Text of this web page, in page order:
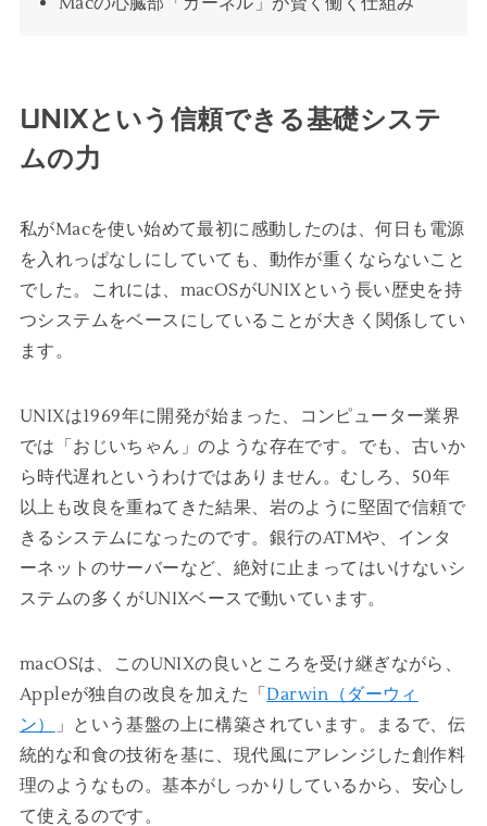
UNIXという信頼できる基礎システ
ムの力
私がMacを使い始めて最初に感動したのは、何日も電源
を入れっぱなしにしていても、動作が重くならないこと
でした。これには、macOSがUNIXという長い歴史を持
つシステムをベースにしていることが大きく関係してい
ます。
UNIXは1969年に開発が始まった、コンピューター業界
では「おじいちゃん」のような存在です。でも、古いか
ら時代遅れというわけではありません。むしろ、50年
以上も改良を重ねてきた結果、岩のように堅固で信頼で
きるシステムになったのです。銀行のATMや、インタ
ーネットのサーバーなど、絶対に止まってはいけないシ
ステムの多くがUNIXベースで動いています。
macOSは、このUNIXの良いところを受け継ぎながら、
Appleが独自の改良を加えた「Darwin（ダーウィ
ン）
」という基盤の上に構築されています。まるで、伝
統的な和食の技術を基に、現代風にアレンジした創作料
理のようなもの。基本がしっかりしているから、安心し
て使えるのです。